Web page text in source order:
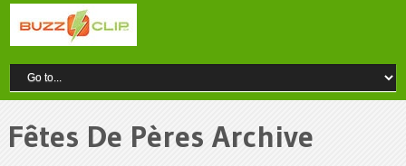
Fêtes De Pères Archive